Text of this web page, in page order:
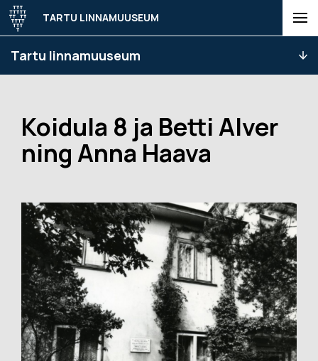
Tartu linnamuuseum
TARTU LINNAMUUSEUM
Koidula 8 ja Betti Alver
ning Anna Haava